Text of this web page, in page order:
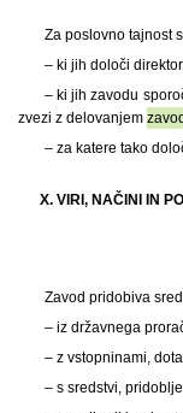
Za poslovno tajnost
– ki jih določi
– ki jih zavodu
zvezi z delovanjem
– za katere tako
X. VIRI, NAČINI IN
Zavod pridobiva
– iz državnega
– z vstopninami,
– s sredstvi,